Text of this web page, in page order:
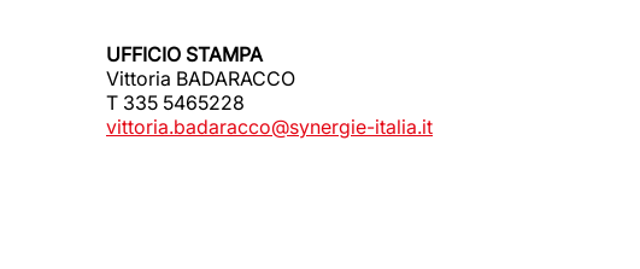
UFFICIO STAMPA
Vittoria BADARACCO
T 335 5465228
vittoria.badaracco@synergie-italia.it